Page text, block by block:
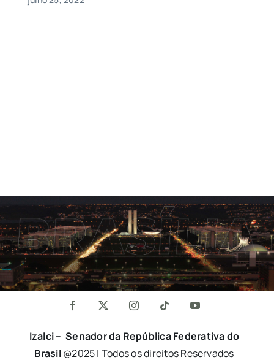
Izalci – Senador da República Federativa do
Brasil@2025 | Todos os direitos Reservados